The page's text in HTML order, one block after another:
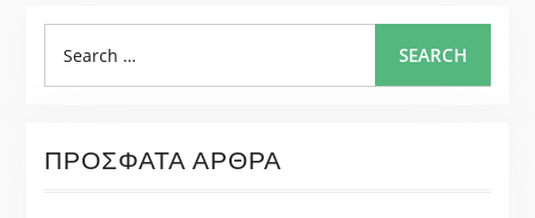
for:
SEARCH
ΠΡΌΣΦΑΤΑ ΆΡΘΡΑ